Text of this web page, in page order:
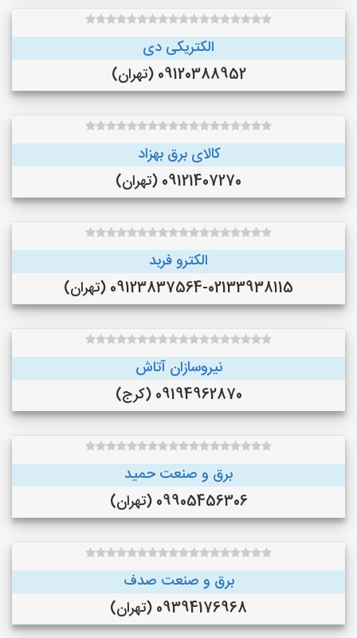
الکتریکی دی
09120388952 (تهران)
کالای برق بهزاد
09121407270 (تهران)
الکترو فربد
09123837564-02133938115 (تهران)
نیروسازان آتاش
09194962870 (کرج)
برق و صنعت حمید
09905456306 (تهران)
برق و صنعت صدف
09394176968 (تهران)